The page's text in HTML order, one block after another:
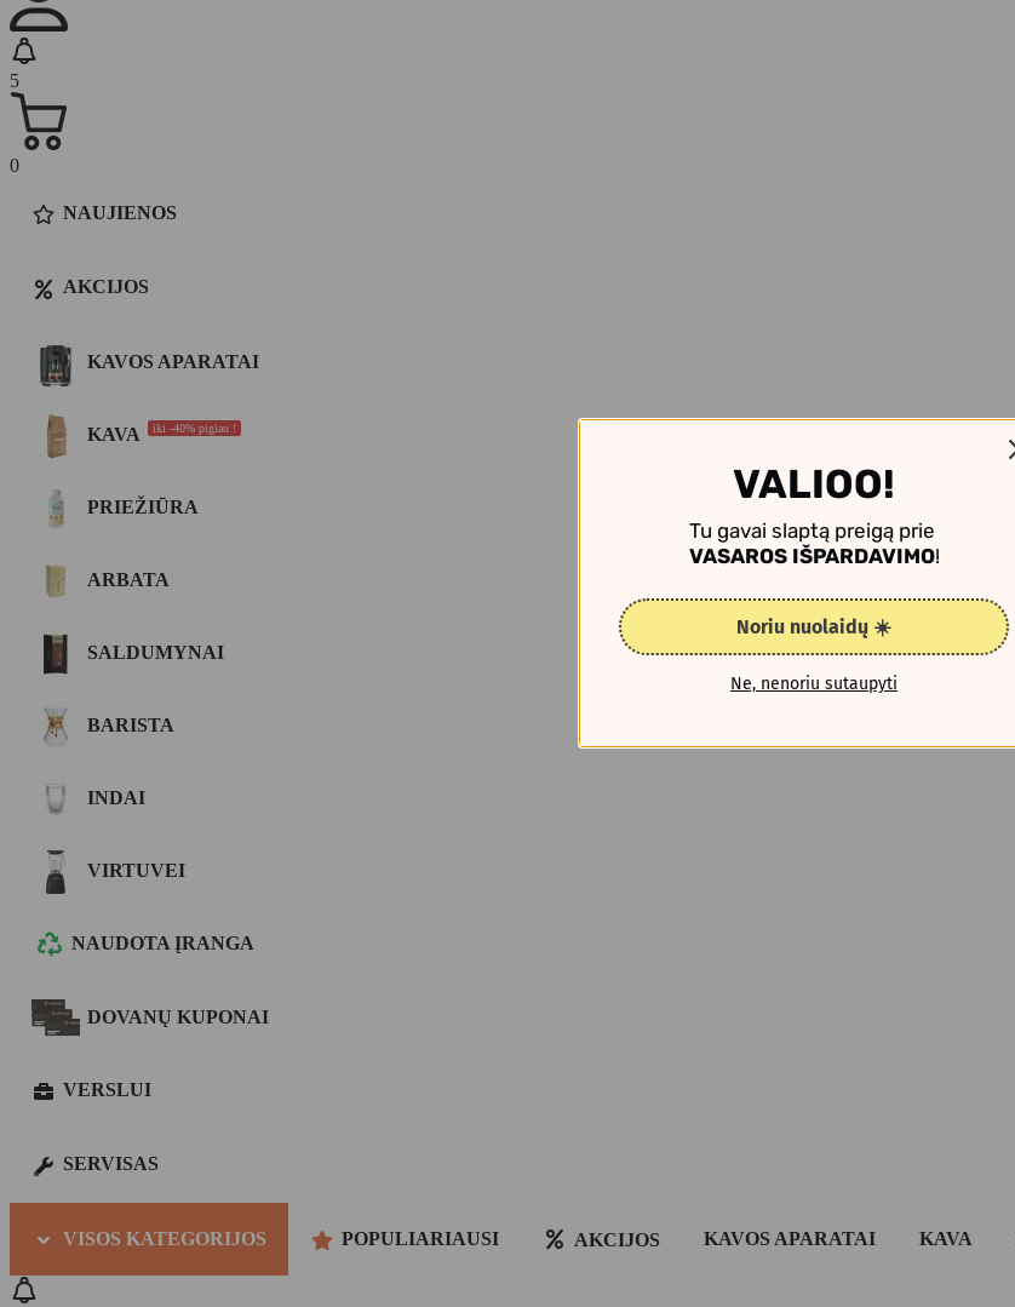
5
0
NAUJIENOS
AKCIJOS
KAVOS APARATAI
KAVA iki -40% pigiau !
PRIEŽIŪRA
ARBATA
SALDUMYNAI
BARISTA
INDAI
VIRTUVEI
NAUDOTA ĮRANGA
DOVANŲ KUPONAI
VERSLUI
SERVISAS
VISOS KATEGORIJOS POPULIARIAUSI AKCIJOS KAVOS APARATAI KAVA
VALIOO!
Tu gavai slaptą preigą prie
VASAROS IŠPARDAVIMO!
Noriu nuolaidų ☀️
Ne, nenoriu sutaupyti